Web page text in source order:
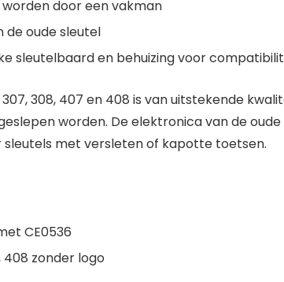
door een vakman
oude sleutel
sleutelbaard en behuizing voor
308, 407 en 408 is van uitstekende
worden. De elektronica van de
sleutels met versleten of kapotte toetsen.
CE0536
408 zonder logo